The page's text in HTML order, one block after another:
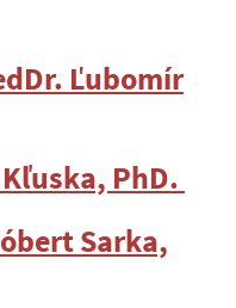
Ľubomír
PhD.
Sarka,